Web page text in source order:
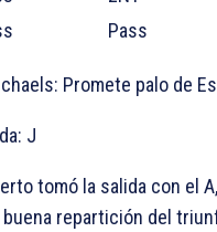
Pass
Promete palo de
J
tomó la salida con el
buena repartición del